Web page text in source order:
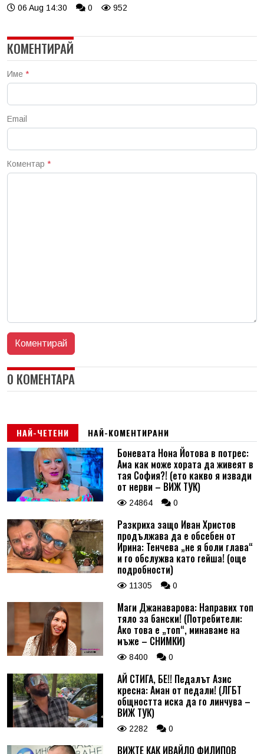
06 Aug 14:30 0 952
КОМЕНТИРАЙ
Име *
Email
Коментар *
0 КОМЕНТАРА
НАЙ-ЧЕТЕНИ НАЙ-КОМЕНТИРАНИ
Боневата Нона Йотова в потрес:
Ама как може хората да живеят в
тая София?! (ето какво я извади
от нерви – ВИЖ ТУК)
24864 0
Разкриха защо Иван Христов
продължава да е обсебен от
Ирина: Тенчева „не я боли глава“
и го обслужва като гейша! (още
подробности)
11305 0
Маги Джанаварова: Направих топ
тяло за бански! (Потребители:
Ако това е „топ“, минаваме на
мъже – СНИМКИ)
8400 0
АЙ СТИГА, БЕ!! Педалът Азис
кресна: Аман от педали! (ЛГБТ
общността иска да го линчува –
ВИЖ ТУК)
2282 0
ВИЖТЕ КАК ИВАЙЛО ФИЛИПОВ